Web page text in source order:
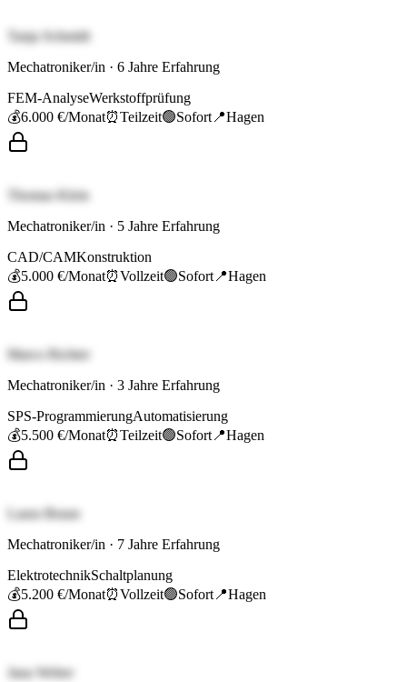
Tanja Schmidt
Mechatroniker/in · 6 Jahre Erfahrung
FEM-AnalyseWerkstoffprüfung
💰6.000 €/Monat⏰Teilzeit🟢Sofort 📍Hagen
Thomas Klein
Mechatroniker/in · 5 Jahre Erfahrung
CAD/CAMKonstruktion
💰5.000 €/Monat⏰Vollzeit🟢Sofort 📍Hagen
Marco Richter
Mechatroniker/in · 3 Jahre Erfahrung
SPS-ProgrammierungAutomatisierung
💰5.500 €/Monat⏰Teilzeit🟢Sofort 📍Hagen
Laura Braun
Mechatroniker/in · 7 Jahre Erfahrung
ElektrotechnikSchaltplanung
💰5.200 €/Monat⏰Vollzeit🟢Sofort 📍Hagen
Jana Weber